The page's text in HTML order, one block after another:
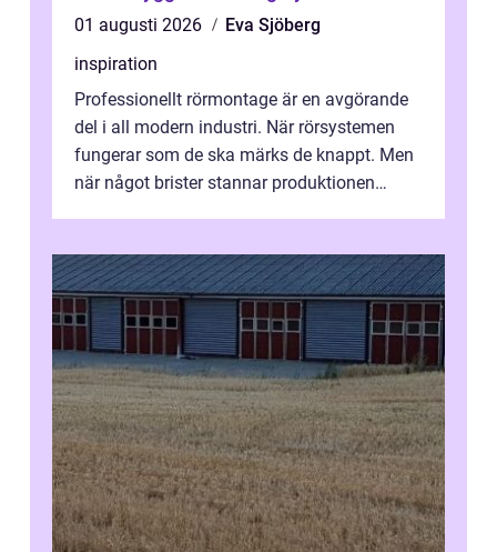
01 augusti 2026
Eva Sjöberg
inspiration
Professionellt rörmontage är en avgörande
del i all modern industri. När rörsystemen
fungerar som de ska märks de knappt. Men
när något brister stannar produktionen